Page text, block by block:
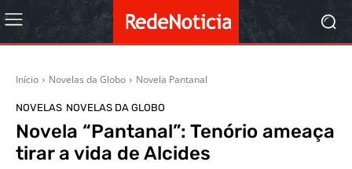
Início Novelas da Globo Novela Pantanal
NOVELAS NOVELAS DA GLOBO
Novela “Pantanal”: Tenório ameaça
tirar a vida de Alcides